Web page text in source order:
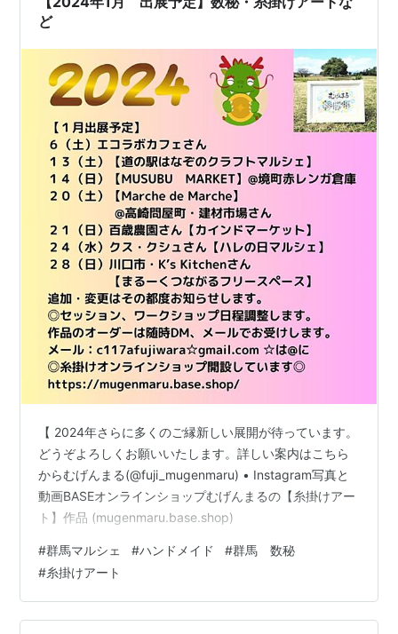
ど
【 2024年さらに多くのご縁新しい展開が待っています。
どうぞよろしくお願いいたします。詳しい案内はこちら
からむげんまる(@fuji_mugenmaru) • Instagram写真と
動画BASEオンラインショップむげんまるの【糸掛けアー
ト】作品 (mugenmaru.base.shop)
#群馬マルシェ #ハンドメイド #群馬 数秘
#糸掛けアート